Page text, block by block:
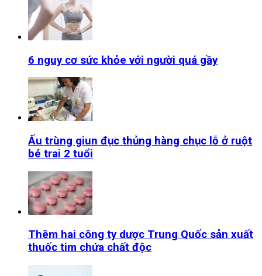
6 nguy cơ sức khỏe với người quá gầy
Ấu trùng giun đục thủng hàng chục lỗ ở ruột
bé trai 2 tuổi
Thêm hai công ty dược Trung Quốc sản xuất
thuốc tim chứa chất độc